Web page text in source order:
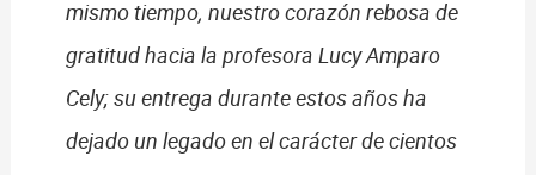
mismo tiempo, nuestro corazón rebosa de
gratitud hacia la profesora Lucy Amparo
Cely; su entrega durante estos años ha
dejado un legado en el carácter de cientos